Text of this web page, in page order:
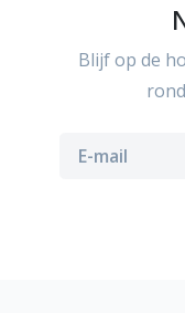
Blijf op de